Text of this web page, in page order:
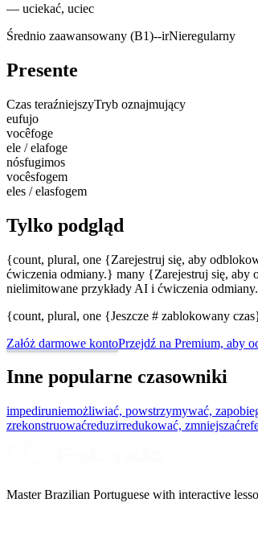
— uciekać, uciec
Średnio zaawansowany (B1)--irNieregularny
Presente
Czas teraźniejszyTryb oznajmujący
eufujo
vocêfoge
ele / elafoge
nósfugimos
vocêsfogem
eles / elasfogem
Tylko podgląd
{count, plural, one {Zarejestruj się, aby
ćwiczenia odmiany.} many {Zarejestruj się, aby
nielimitowane przykłady AI i ćwiczenia
{count, plural, one {Jeszcze # zablokowany
Załóż darmowe kontoPrzejdź na Premium, aby
Inne popularne czasowniki
impediruniemożliwiać, powstrzymywać,
zrekonstruowaćreduzirredukować, zmniejszać
Master Brazilian Portuguese with interactive